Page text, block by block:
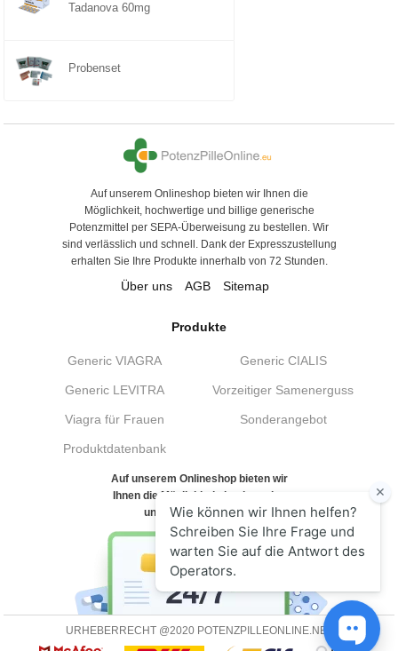
Tadanova 60mg
Probenset
Auf unserem Onlineshop bieten wir Ihnen die
Möglichkeit, hochwertige und billige generische
Potenzmittel per SEPA-Überweisung zu bestellen. Wir
sind verlässlich und schnell. Dank der Expresszustellung
erhalten Sie Ihre Produkte innerhalb von 72 Stunden.
Über uns AGB Sitemap
Produkte
Generic VIAGRA Generic CIALIS
Generic LEVITRA Vorzeitiger Samenerguss
Viagra für Frauen Sonderangebot
Produktdatenbank
Auf unserem Onlineshop bieten wir
Ihnen die Möglichkeit, hochwertige
und billige generische
URHEBERRECHT @2020 POTENZPILLEONLINE.NET